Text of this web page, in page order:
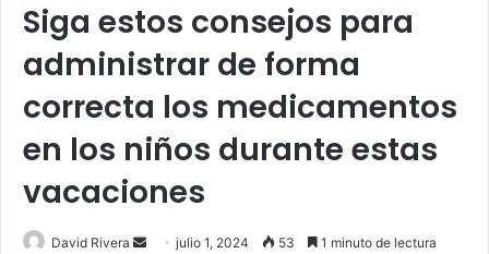
Siga estos consejos para
administrar de forma
correcta los medicamentos
en los niños durante estas
vacaciones
David Rivera
Sendjulio 1, 2024 53 1 minuto de lectura